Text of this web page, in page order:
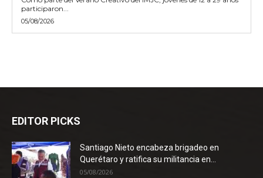
participaron...
05/08/2026
EDITOR PICKS
Santiago Nieto encabeza brigadeo en
Querétaro y ratifica su militancia en...
05/08/2026